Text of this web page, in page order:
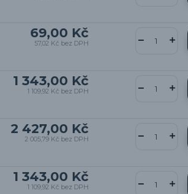
69,00 Kč
57,02 Kč bez DPH
1 343,00 Kč
1 109,92 Kč bez DPH
2 427,00 Kč
2 005,79 Kč bez DPH
1 343,00 Kč
1 109,92 Kč bez DPH